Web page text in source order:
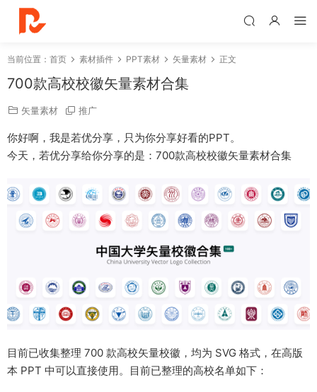
当前位置： 首页 素材插件 PPT素材 矢量素材 正文
700款高校校徽矢量素材合集
矢量素材 推广
你好啊，我是若优分享，只为你分享好看的PPT。
今天，若优分享给你分享的是：700款高校校徽矢量素材合集
目前已收集整理 700 款高校矢量校徽，均为 SVG 格式，在高版
本 PPT 中可以直接使用。目前已整理的高校名单如下：